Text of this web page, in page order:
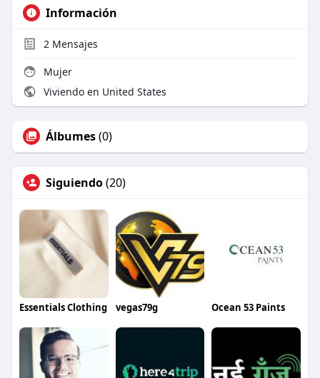
Información
2 Mensajes
Mujer
Viviendo en United States
Álbumes(0)
Siguiendo(20)
Essentials Clothing vegas79g Ocean 53 Paints